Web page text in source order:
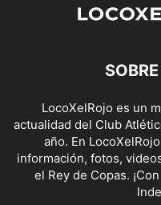
LocoXelRojo es un
actualidad del Club
año. En
información, fotos,
el Rey de Copas.